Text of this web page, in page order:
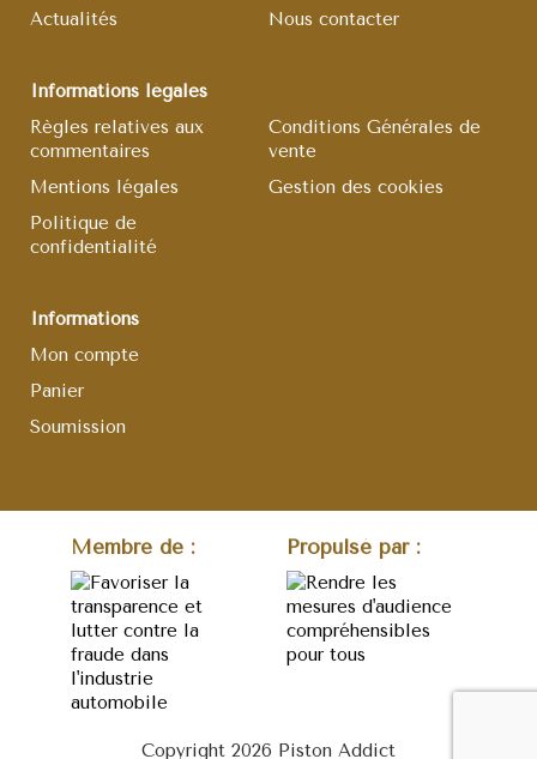
Actualités
Nous contacter
Informations légales
Règles relatives aux
commentaires
Conditions Générales de
vente
Mentions légales
Gestion des cookies
Politique de
confidentialité
Informations
Mon compte
Panier
Soumission
Membre de : Propulsé par :
Copyright 2026 Piston Addict